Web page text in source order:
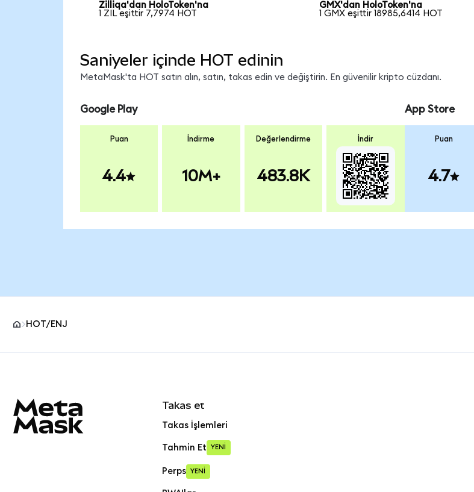
Zilliqa'dan HoloToken'na
1 ZIL eşittir 7,7974 HOT
GMX'dan HoloToken'na
1 GMX eşittir 18985,6414 HOT
Saniyeler içinde HOT edinin
MetaMask'ta HOT satın alın, satın, takas edin ve değiştirin. En güvenilir kripto cüzdanı.
Google Play
Puan
4.4
İndirme
10M+
Değerlendirme
483.8K
İndir
App Store
Puan
4.7
HOT/ENJ
Takas et
Takas İşlemleri
Tahmin Et YENİ
Perps YENİ